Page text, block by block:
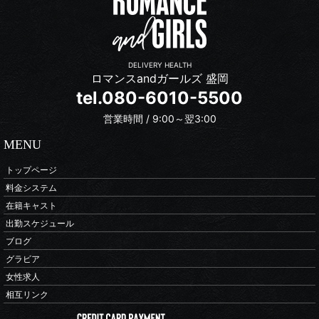
DELIVERY HEALTH
ロマンスandガールズ 盛岡
tel.080-6010-5500
営業時間 / 9:00～翌3:00
MENU
トップページ
料金システム
在籍キャスト
出勤スケジュール
ブログ
グラビア
女性求人
相互リンク